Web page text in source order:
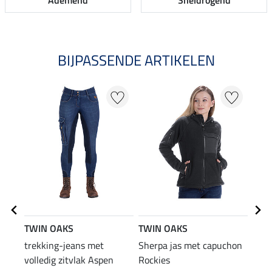
BIJPASSENDE ARTIKELEN
TWIN OAKS
trekking-jeans met
volledig zitvlak Aspen
TWIN OAKS
Sherpa jas met capuchon
Rockies